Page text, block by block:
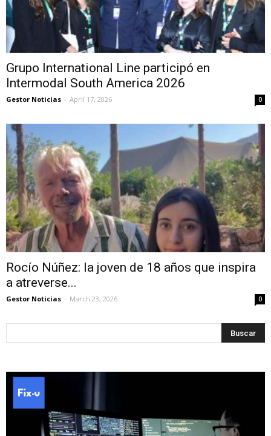
Grupo International Line participó en
Intermodal South America 2026
Gestor Noticias - April 17, 2026 0
Rocío Núñez: la joven de 18 años que inspira
a atreverse...
Gestor Noticias - March 23, 2026 0